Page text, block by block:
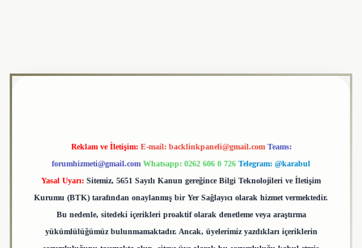
Reklam ve İletişim: E-mail: backlinkpaneli@gmail.com Teams:
forumhizmeti@gmail.com Whatsapp: 0262 606 0 726 Telegram: @karabul
Yasal Uyarı: Sitemiz, 5651 Sayılı Kanun gereğince Bilgi Teknolojileri ve İletişim
Kurumu (BTK) tarafından onaylanmış bir Yer Sağlayıcı olarak hizmet vermektedir.
Bu nedenle, sitedeki içerikleri proaktif olarak denetleme veya araştırma
yükümlülüğümüz bulunmamaktadır. Ancak, üyelerimiz yazdıkları içeriklerin